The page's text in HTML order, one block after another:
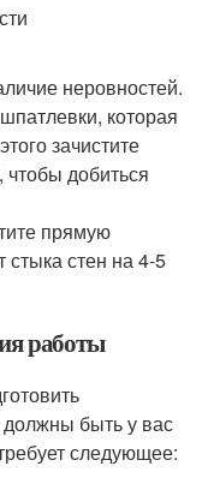
неровностей.
которая
зачистите
добиться
прямую
стыка стен на 4-5
работы
быть у вас
следующее: